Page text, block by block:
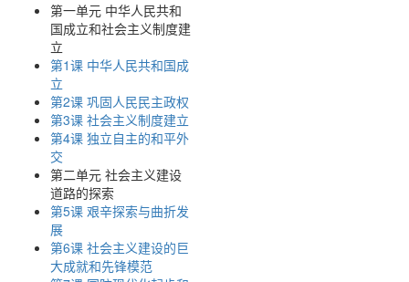
第一单元 中华人民共和
国成立和社会主义制度建
立
第1课 中华人民共和国成
立
第2课 巩固人民民主政权
第3课 社会主义制度建立
第4课 独立自主的和平外
交
第二单元 社会主义建设
道路的探索
第5课 艰辛探索与曲折发
展
第6课 社会主义建设的巨
大成就和先锋模范